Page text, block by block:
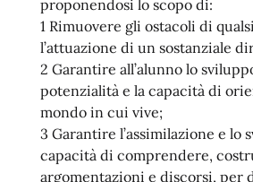
proponendosi lo scopo di:
1 Rimuovere gli ostacoli di
l’attuazione di un sostanziale
2 Garantire all’alunno lo
potenzialità e la capacità di
mondo in cui vive;
3 Garantire l’assimilazione e lo
capacità di comprendere,
argomentazioni e discorsi, per